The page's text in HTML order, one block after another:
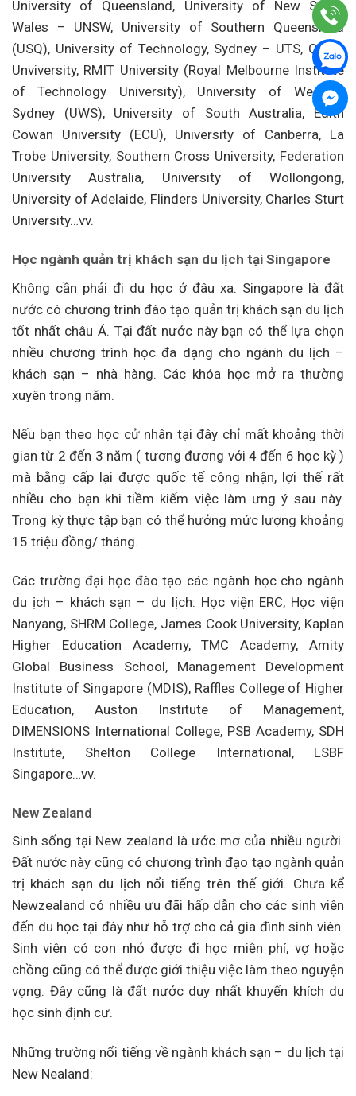
University of Queensland, University of New South
Wales – UNSW, University of Southern Queensland
(USQ), University of Technology, Sydney – UTS, Curtin
Unviversity, RMIT University (Royal Melbourne Institute
of Technology University), University of Western
Sydney (UWS), University of South Australia, Edith
Cowan University (ECU), University of Canberra, La
Trobe University, Southern Cross University, Federation
University Australia, University of Wollongong,
University of Adelaide, Flinders University, Charles Sturt
University…vv.
Học ngành quản trị khách sạn du lịch tại Singapore
Không cần phải đi du học ở đâu xa. Singapore là đất
nước có chương trình đào tạo quản trị khách sạn du lịch
tốt nhất châu Á. Tại đất nước này bạn có thể lựa chọn
nhiều chương trình học đa dạng cho ngành du lịch –
khách sạn – nhà hàng. Các khóa học mở ra thường
xuyên trong năm.
Nếu bạn theo học cử nhân tại đây chỉ mất khoảng thời
gian từ 2 đến 3 năm ( tương đương với 4 đến 6 học kỳ )
mà bằng cấp lại được quốc tế công nhận, lợi thế rất
nhiều cho bạn khi tiềm kiếm việc làm ưng ý sau này.
Trong kỳ thực tập bạn có thể hưởng mức lượng khoảng
15 triệu đồng/ tháng.
Các trường đại học đào tạo các ngành học cho ngành
du ịch – khách sạn – du lịch: Học viện ERC, Học viện
Nanyang, SHRM College, James Cook University, Kaplan
Higher Education Academy, TMC Academy, Amity
Global Business School, Management Development
Institute of Singapore (MDIS), Raffles College of Higher
Education, Auston Institute of Management,
DIMENSIONS International College, PSB Academy, SDH
Institute, Shelton College International, LSBF
Singapore…vv.
New Zealand
Sinh sống tại New zealand là ước mơ của nhiều người.
Đất nước này cũng có chương trình đạo tạo ngành quản
trị khách sạn du lịch nổi tiếng trên thế giới. Chưa kể
Newzealand có nhiều ưu đãi hấp dẫn cho các sinh viên
đến du học tại đây như hỗ trợ cho cả gia đình sinh viên.
Sinh viên có con nhỏ được đi học miễn phí, vợ hoặc
chồng cũng có thể được giới thiệu việc làm theo nguyện
vọng. Đây cũng là đất nước duy nhất khuyến khích du
học sinh định cư.
Những trường nổi tiếng về ngành khách sạn – du lịch tại
New Nealand: